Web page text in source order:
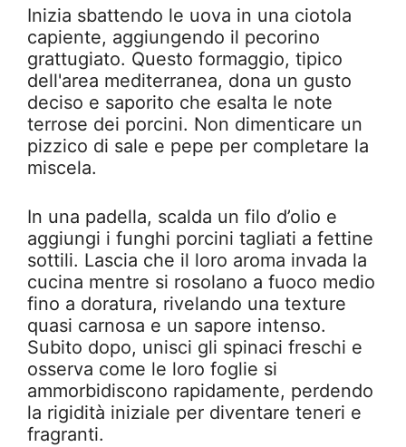
Inizia sbattendo le uova in una ciotola
capiente, aggiungendo il pecorino
grattugiato. Questo formaggio, tipico
dell'area mediterranea, dona un gusto
deciso e saporito che esalta le note
terrose dei porcini. Non dimenticare un
pizzico di sale e pepe per completare la
miscela.
In una padella, scalda un filo d’olio e
aggiungi i funghi porcini tagliati a fettine
sottili. Lascia che il loro aroma invada la
cucina mentre si rosolano a fuoco medio
fino a doratura, rivelando una texture
quasi carnosa e un sapore intenso.
Subito dopo, unisci gli spinaci freschi e
osserva come le loro foglie si
ammorbidiscono rapidamente, perdendo
la rigidità iniziale per diventare teneri e
fragranti.